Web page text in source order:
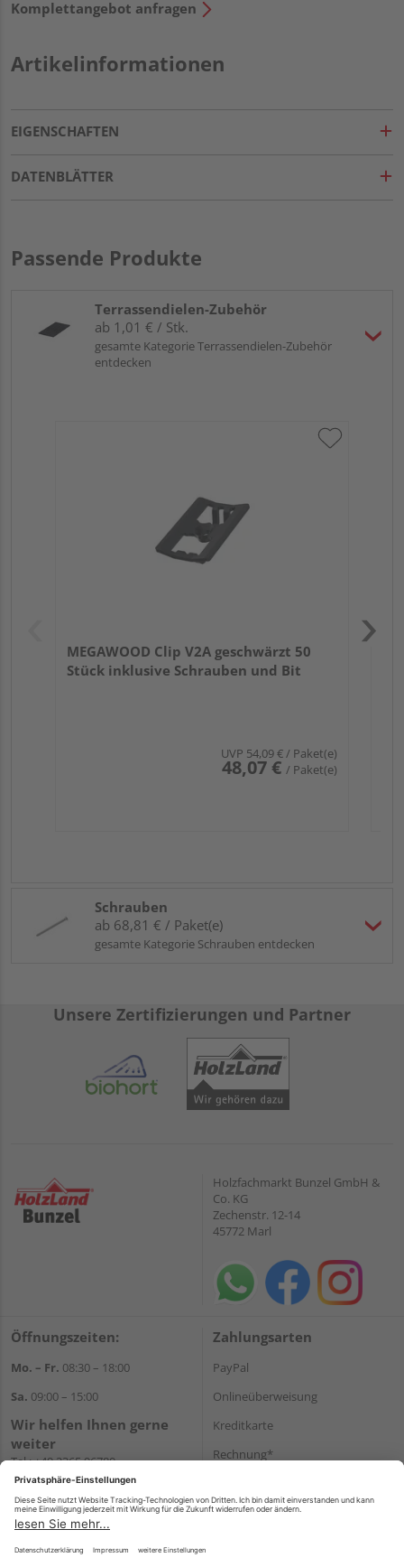
Komplettangebot anfragen
Artikelinformationen
EIGENSCHAFTEN
DATENBLÄTTER
Passende Produkte
Terrassendielen-Zubehör
ab 1,01 € / Stk.
gesamte Kategorie Terrassendielen-Zubehör
entdecken
MEGAWOOD Clip V2A geschwärzt 50
Stück inklusive Schrauben und Bit
UVP 54,09 €/ Paket(e)
48,07 € / Paket(e)
Schrauben
ab 68,81 € / Paket(e)
gesamte Kategorie Schrauben entdecken
Unsere Zertifizierungen und Partner
Holzfachmarkt Bunzel GmbH &
Co. KG
Zechenstr. 12-14
45772 Marl
Öffnungszeiten:
Mo. – Fr. 08:30 – 18:00
Sa. 09:00 – 15:00
Wir helfen Ihnen gerne
weiter
Tel.:+49 2365 96780
E-Mail:info@bunzel.de
WhatsApp
Zahlungsarten
PayPal
Onlineüberweisung
Kreditkarte
Rechnung*
Versand